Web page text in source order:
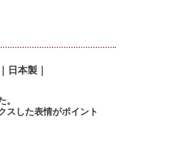
日本製｜
。
スした表情がポイント